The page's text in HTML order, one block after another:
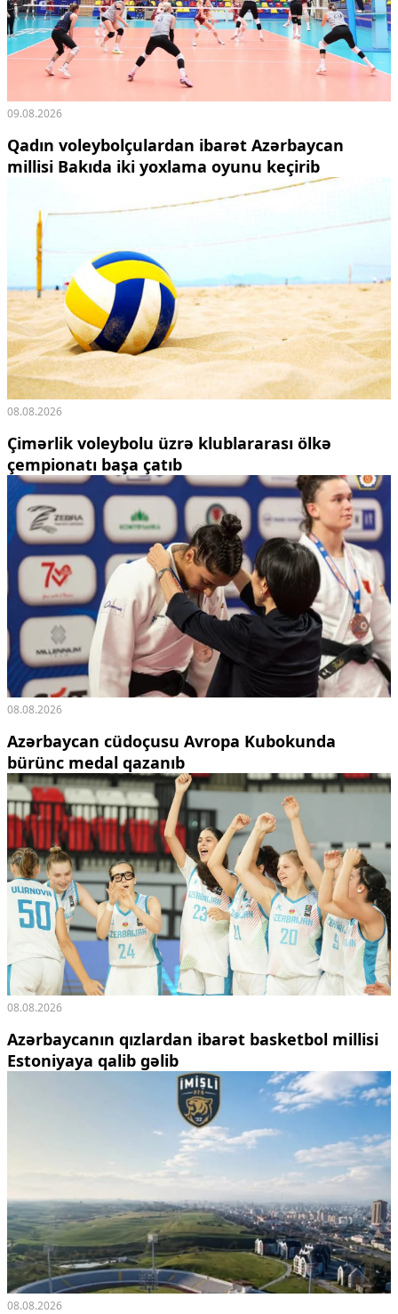
Ekologiya
Zəfər - 5
Gənclər və İdman
Media və QHT
Hadisə
Sağlamlıq
Sosium
Mənəvi dəyərlər
Texnologiya
Əlaqə
Missiyamız
09.08.2026
Qadın voleybolçulardan ibarət Azərbaycan
millisi Bakıda iki yoxlama oyunu keçirib
08.08.2026
Çimərlik voleybolu üzrə klublararası ölkə
çempionatı başa çatıb
08.08.2026
Azərbaycan cüdoçusu Avropa Kubokunda
bürünc medal qazanıb
08.08.2026
Azərbaycanın qızlardan ibarət basketbol millisi
Estoniyaya qalib gəlib
08.08.2026